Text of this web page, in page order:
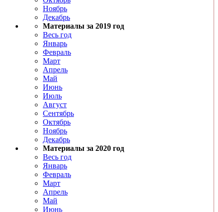
Ноябрь
Декабрь
Материалы за 2019 год
Весь год
Январь
Февраль
Март
Апрель
Май
Июнь
Июль
Август
Сентябрь
Октябрь
Ноябрь
Декабрь
Материалы за 2020 год
Весь год
Январь
Февраль
Март
Апрель
Май
Июнь